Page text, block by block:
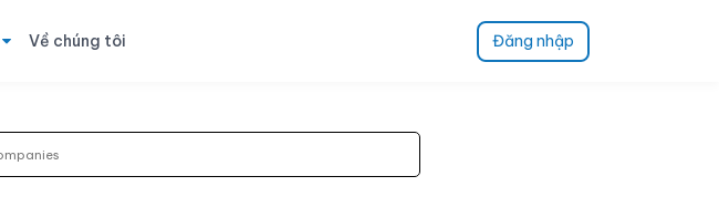
Về chúng tôi Đăng nhập